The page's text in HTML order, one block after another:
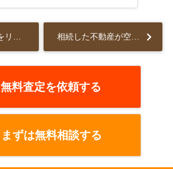
無料査定を依頼する
まずは無料相談する